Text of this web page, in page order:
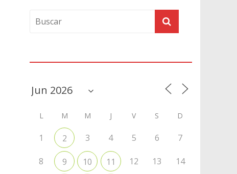
L M M J V S D
1 2 3 4 5 6 7
8 9 10 11 12 13 14